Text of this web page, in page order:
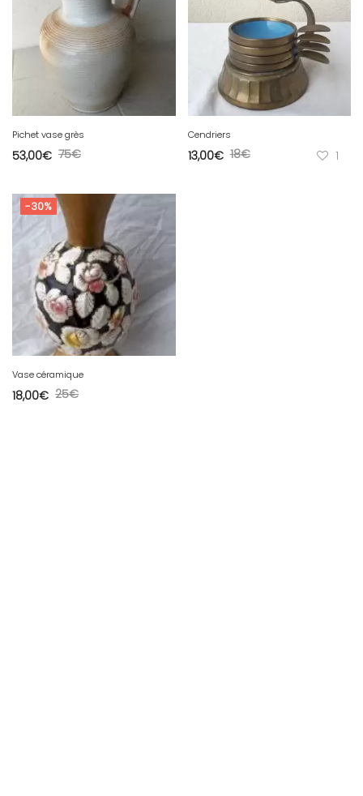
Pichet vase grès
75€
53,00€
Cendriers
18€
13,00€ 1
-30%
Vase céramique
25€
18,00€